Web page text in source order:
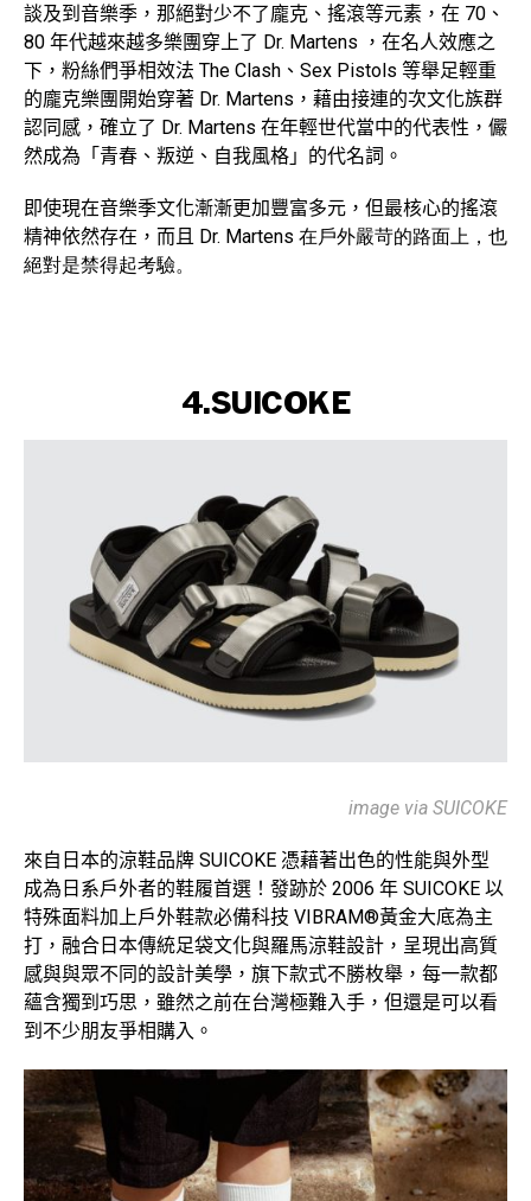
談及到音樂季，那絕對少不了龐克、搖滾等元素，在 70、
80 年代越來越多樂團穿上了 Dr. Martens ，在名人效應之
下，粉絲們爭相效法 The Clash 、 Sex Pistols 等舉足輕重
的龐克樂團開始穿著 Dr. Martens ，藉由接連的次文化族群
認同感，確立了 Dr. Martens 在年輕世代當中的代表性，儼
然成為「青春、叛逆、自我風格」的代名詞。
即使現在音樂季文化漸漸更加豐富多元，但最核心的搖滾
精神依然存在，而且 Dr. Martens 在戶外嚴苛的路面上，也
絕對是禁得起考驗。
4.SUICOKE
image via SUICOKE
來自日本的涼鞋品牌 SUICOKE 憑藉著出色的性能與外型
成為日系戶外者的鞋履首選！發跡於 2006 年 SUICOKE 以
特殊面料加上戶外鞋款必備科技 VIBRAM®黃金大底為主
打，融合日本傳統足袋文化與羅馬涼鞋設計，呈現出高質
感與與眾不同的設計美學，旗下款式不勝枚舉，每一款都
蘊含獨到巧思，雖然之前在台灣極難入手，但還是可以看
到不少朋友爭相購入。